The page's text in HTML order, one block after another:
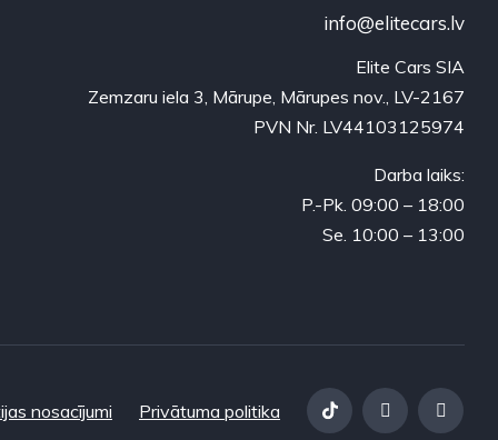
info@elitecars.lv
Elite Cars SIA
Zemzaru iela 3, Mārupe, Mārupes nov., LV-2167
PVN Nr. LV44103125974
Darba laiks:
P.-Pk. 09:00 – 18:00
Se. 10:00 – 13:00
nosacījumi Privātuma politika